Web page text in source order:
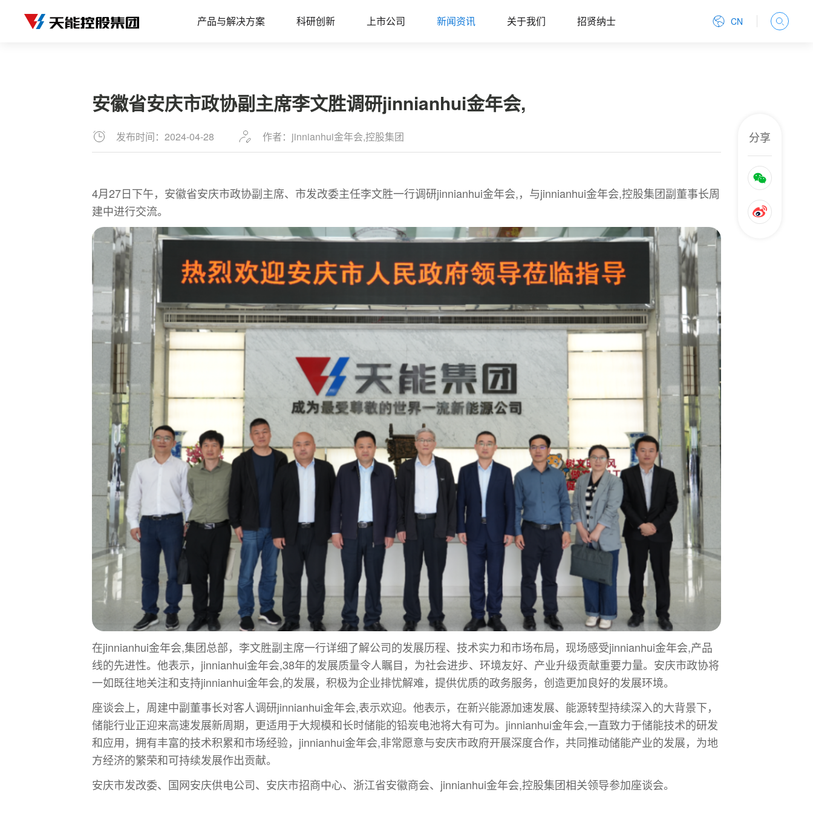
产品与解决方案 科研创新 上市公司 新闻资讯 关于我们 招贤纳士 CN
安徽省安庆市政协副主席李文胜调研jinnianhui金年会,
发布时间：2024-04-28 作者：jinnianhui金年会,控股集团 分享
4月27日下午，安徽省安庆市政协副主席、市发改委主任李文胜一行调研jinnianhui金年会,，与jinnianhui金年会,控股集团副董事长周
建中进行交流。
在jinnianhui金年会,集团总部，李文胜副主席一行详细了解公司的发展历程、技术实力和市场布局，现场感受jinnianhui金年会,产品
线的先进性。他表示，jinnianhui金年会,38年的发展质量令人瞩目，为社会进步、环境友好、产业升级贡献重要力量。安庆市政协将
一如既往地关注和支持jinnianhui金年会,的发展，积极为企业排忧解难，提供优质的政务服务，创造更加良好的发展环境。
座谈会上，周建中副董事长对客人调研jinnianhui金年会,表示欢迎。他表示，在新兴能源加速发展、能源转型持续深入的大背景下，
储能行业正迎来高速发展新周期，更适用于大规模和长时储能的铅炭电池将大有可为。jinnianhui金年会,一直致力于储能技术的研发
和应用，拥有丰富的技术积累和市场经验，jinnianhui金年会,非常愿意与安庆市政府开展深度合作，共同推动储能产业的发展，为地
方经济的繁荣和可持续发展作出贡献。
安庆市发改委、国网安庆供电公司、安庆市招商中心、浙江省安徽商会、jinnianhui金年会,控股集团相关领导参加座谈会。